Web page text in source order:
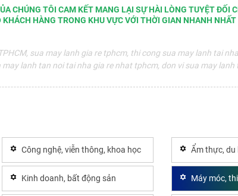
CHÚNG TÔI CAM KẾT MANG LẠI SỰ HÀI LÒNG TUYỆT ĐỐI
HÀNG TRONG KHU VỰC VỚI THỜI GIAN NHANH NHẤT
sua may lanh gia re tphcm, thi cong sua may lanh tai
lanh tan noi tai nha gia re nhat tphcm, don vi sua may
Công nghệ, viễn thông, khoa học Ẩm thực, du
Kinh doanh, bất động sản Máy móc,